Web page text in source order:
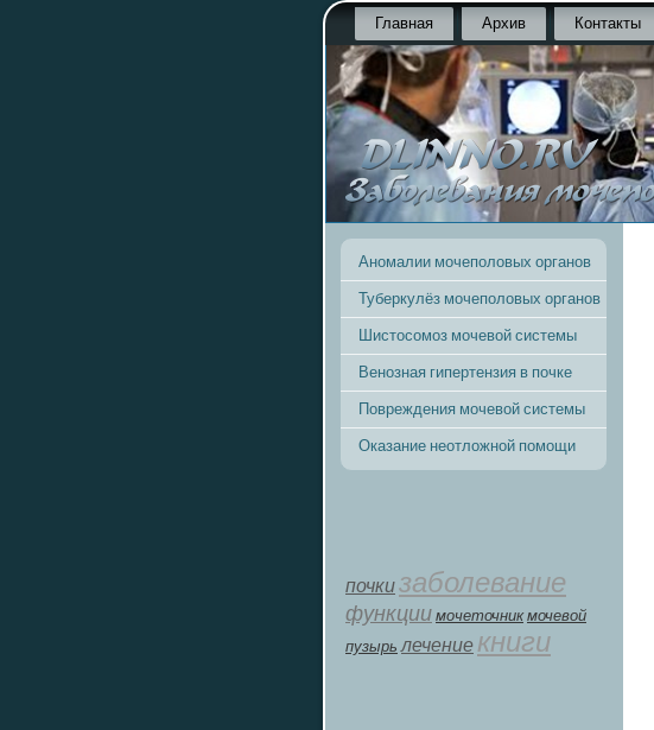
Главная Архив Контакты
Аномалии мочеполовых органов
Туберкулёз мочеполовых органов
Шистосомоз мочевой системы
Венозная гипертензия в почке
Повреждения мочевой системы
Оказание неотложной помощи
почкизаболевание
функции мοчеточник мочевой
пузырь лечение книги